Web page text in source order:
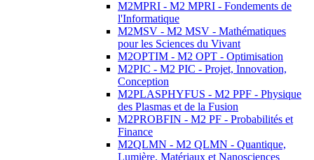
M2MPRI - M2 MPRI - Fondements de
l'Informatique
M2MSV - M2 MSV - Mathématiques
pour les Sciences du Vivant
M2OPTIM - M2 OPT - Optimisation
M2PIC - M2 PIC - Projet, Innovation,
Conception
M2PLASPHYFUS - M2 PPF - Physique
des Plasmas et de la Fusion
M2PROBFIN - M2 PF - Probabilités et
Finance
M2QLMN - M2 QLMN - Quantique,
Lumière, Matériaux et Nanosciences